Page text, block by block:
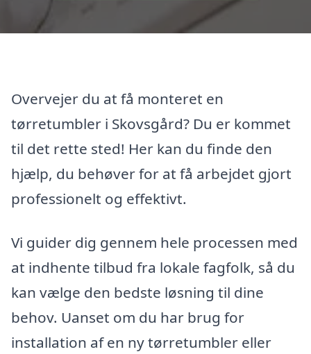
Overvejer du at få monteret en
tørretumbler i Skovsgård? Du er kommet
til det rette sted! Her kan du finde den
hjælp, du behøver for at få arbejdet gjort
professionelt og effektivt.
Vi guider dig gennem hele processen med
at indhente tilbud fra lokale fagfolk, så du
kan vælge den bedste løsning til dine
behov. Uanset om du har brug for
installation af en ny tørretumbler eller